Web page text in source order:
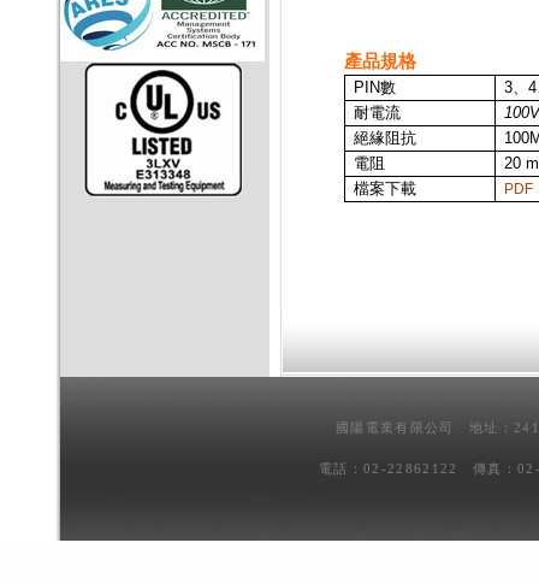
產品規格
PIN數 3、
耐電流
絕緣阻抗
電阻
20
檔案下載
PD F
國陽電業有限公司 地址：
電話：02-22862122 傳真：